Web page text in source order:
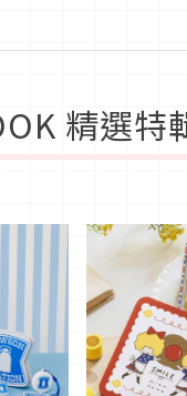
精選特